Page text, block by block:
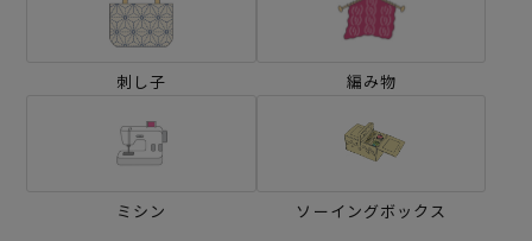
刺し子 編み物
ミシン ソーイングボックス